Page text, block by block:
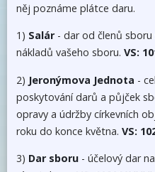
něj poznáme plátce daru.
1) Salár- dar od členů sboru
nákladů vašeho sboru. VS:
2) Jeronýmova Jednota -
poskytování darů a půjček
opravy a údržby církevních
roku do konce května. VS:
3) Dar sboru- účelový dar na